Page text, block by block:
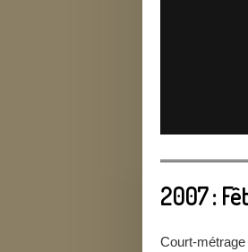
2007 :
Court-métrage